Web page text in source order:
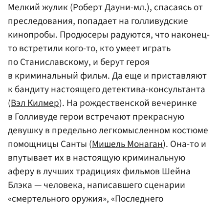
Мелкий жулик (Роберт Дауни-мл.), спасаясь от
преследования, попадает на голливудские
кинопробы. Продюсеры радуются, что наконец-
то встретили кого-то, кто умеет играть
по Станиславскому, и берут героя
в криминальный фильм. Да еще и приставляют
к бандиту настоящего детектива-консультанта
(Вэл Килмер). На рождественской вечеринке
в Голливуде герои встречают прекрасную
девушку в предельно легкомысленном костюме
помощницы Санты (Мишель Монаган). Она-то и
впутывает их в настоящую криминальную
аферу в лучших традициях фильмов Шейна
Блэка — человека, написавшего сценарии
«смертельного оружия», «Последнего